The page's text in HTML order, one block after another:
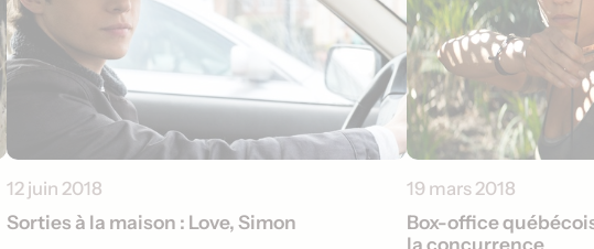
12 juin 2018
Sorties à la maison : Love, Simon
19 mars 2018
Box-office
la concurrence